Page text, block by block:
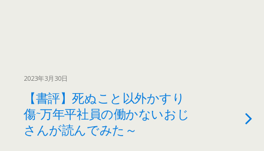
2023年3月30日
【書評】死ぬこと以外かすり
傷~万年平社員の働かないおじ
さんが読んでみた～